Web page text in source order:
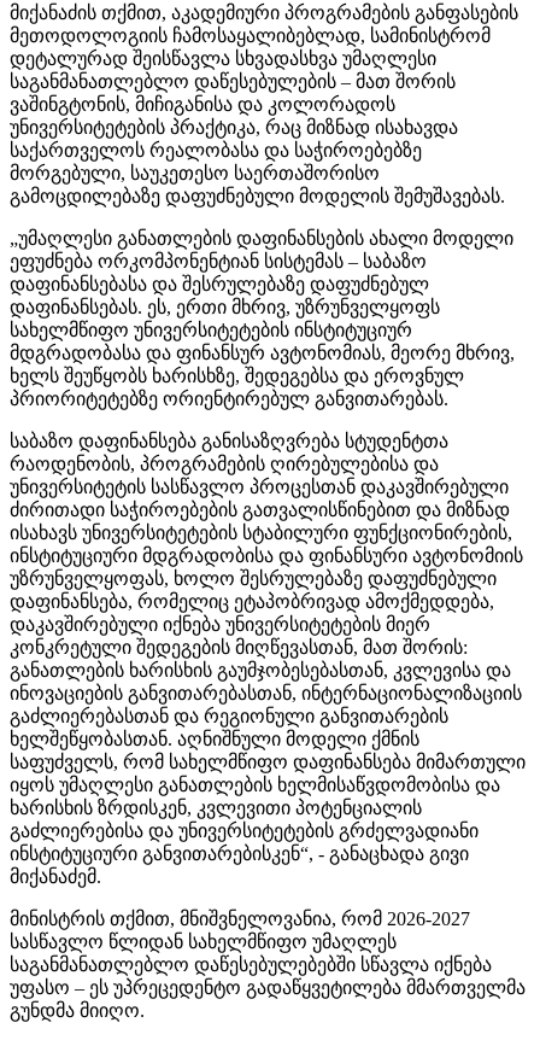
მიქანაძის თქმით, აკადემიური პროგრამების განფასების
მეთოდოლოგიის ჩამოსაყალიბებლად, სამინისტრომ
დეტალურად შეისწავლა სხვადასხვა უმაღლესი
საგანმანათლებლო დაწესებულების – მათ შორის
ვაშინგტონის, მიჩიგანისა და კოლორადოს
უნივერსიტეტების პრაქტიკა, რაც მიზნად ისახავდა
საქართველოს რეალობასა და საჭიროებებზე
მორგებული, საუკეთესო საერთაშორისო
გამოცდილებაზე დაფუძნებული მოდელის შემუშავებას.
„უმაღლესი განათლების დაფინანსების ახალი მოდელი
ეფუძნება ორკომპონენტიან სისტემას – საბაზო
დაფინანსებასა და შესრულებაზე დაფუძნებულ
დაფინანსებას. ეს, ერთი მხრივ, უზრუნველყოფს
სახელმწიფო უნივერსიტეტების ინსტიტუციურ
მდგრადობასა და ფინანსურ ავტონომიას, მეორე მხრივ,
ხელს შეუწყობს ხარისხზე, შედეგებსა და ეროვნულ
პრიორიტეტებზე ორიენტირებულ განვითარებას.
საბაზო დაფინანსება განისაზღვრება სტუდენტთა
რაოდენობის, პროგრამების ღირებულებისა და
უნივერსიტეტის სასწავლო პროცესთან დაკავშირებული
ძირითადი საჭიროებების გათვალისწინებით და მიზნად
ისახავს უნივერსიტეტების სტაბილური ფუნქციონირების,
ინსტიტუციური მდგრადობისა და ფინანსური ავტონომიის
უზრუნველყოფას, ხოლო შესრულებაზე დაფუძნებული
დაფინანსება, რომელიც ეტაპობრივად ამოქმედდება,
დაკავშირებული იქნება უნივერსიტეტების მიერ
კონკრეტული შედეგების მიღწევასთან, მათ შორის:
განათლების ხარისხის გაუმჯობესებასთან, კვლევისა და
ინოვაციების განვითარებასთან, ინტერნაციონალიზაციის
გაძლიერებასთან და რეგიონული განვითარების
ხელშეწყობასთან. აღნიშნული მოდელი ქმნის
საფუძველს, რომ სახელმწიფო დაფინანსება მიმართული
იყოს უმაღლესი განათლების ხელმისაწვდომობისა და
ხარისხის ზრდისკენ, კვლევითი პოტენციალის
გაძლიერებისა და უნივერსიტეტების გრძელვადიანი
ინსტიტუციური განვითარებისკენ“, - განაცხადა გივი
მიქანაძემ.
მინისტრის თქმით, მნიშვნელოვანია, რომ 2026-2027
სასწავლო წლიდან სახელმწიფო უმაღლეს
საგანმანათლებლო დაწესებულებებში სწავლა იქნება
უფასო – ეს უპრეცედენტო გადაწყვეტილება მმართველმა
გუნდმა მიიღო.